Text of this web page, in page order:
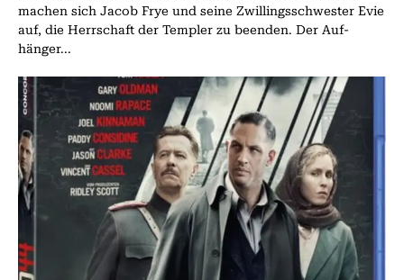
machen sich Jacob Frye und seine Zwillings­schwester Evie
auf, die Herrschaft der Templer zu beenden. Der Auf­­
hänger...